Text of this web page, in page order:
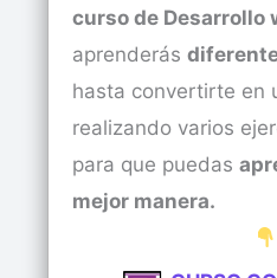
curso de Desarrollo
aprenderás
hasta convertirte en
realizando varios
para que puedas
mejor manera.